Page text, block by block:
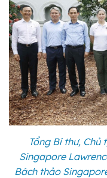
Tổng Bí thư, Chủ
Singapore
Bách thảo